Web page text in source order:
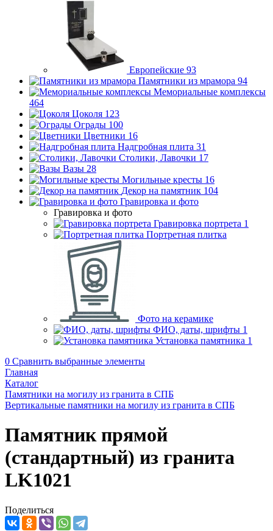
Европейские 93
Памятники из мрамора 94
Мемориальные комплексы
464
Цоколя 123
Ограды 100
Цветники 16
Надгробная плита 31
Столики, Лавочки 17
Вазы 28
Могильные кресты 16
Декор на памятник 104
Гравировка и фото
Гравировка и фото
Гравировка портрета 1
Портретная плитка
Фото на керамике
ФИО, даты, шрифты 1
Установка памятника 1
0 Сравнить выбранные элементы
Главная
Каталог
Памятники на могилу из гранита в СПБ
Вертикальные памятники на могилу из гранита в СПБ
Памятник прямой
(стандартный) из гранита
LK1021
Поделиться